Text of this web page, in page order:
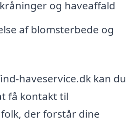
og haveaffald
af blomsterbede og
haveservice.dk kan du
få kontakt til
der forstår dine